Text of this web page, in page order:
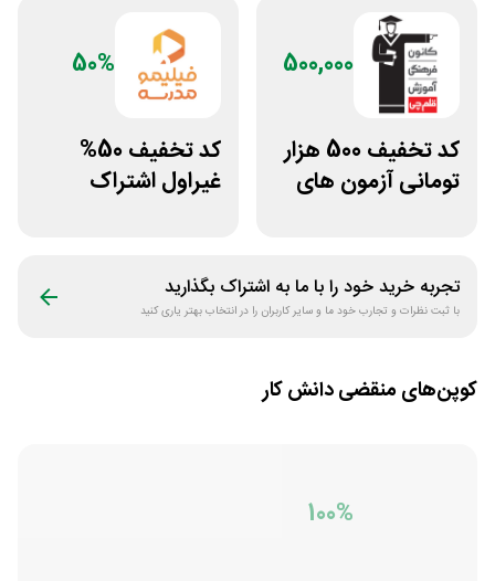
500,000
کد تخفیف 500 هزار
تومانی آزمون های
50%
کد تخفیف 50%
غیراول اشتراک
تجربه خرید خود را با ما به اشتراک بگذارید
با ثبت نظرات و تجارب خود ما و سایر کاربران را در انتخاب بهتر یاری کنید
کوپن‌های منقضیدانش کار
100%